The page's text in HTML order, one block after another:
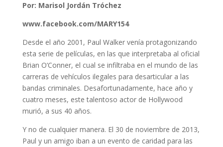
Por: Marisol Jordán Tróchez
www.facebook.com/MARY154
Desde el año 2001, Paul Walker venía protagonizando
esta serie de películas, en las que interpretaba al oficial
Brian O’Conner, el cual se infiltraba en el mundo de las
carreras de vehículos ilegales para desarticular a las
bandas criminales. Desafortunadamente, hace año y
cuatro meses, este talentoso actor de Hollywood
murió, a sus 40 años.
Y no de cualquier manera. El 30 de noviembre de 2013,
Paul y un amigo iban a un evento de caridad para las